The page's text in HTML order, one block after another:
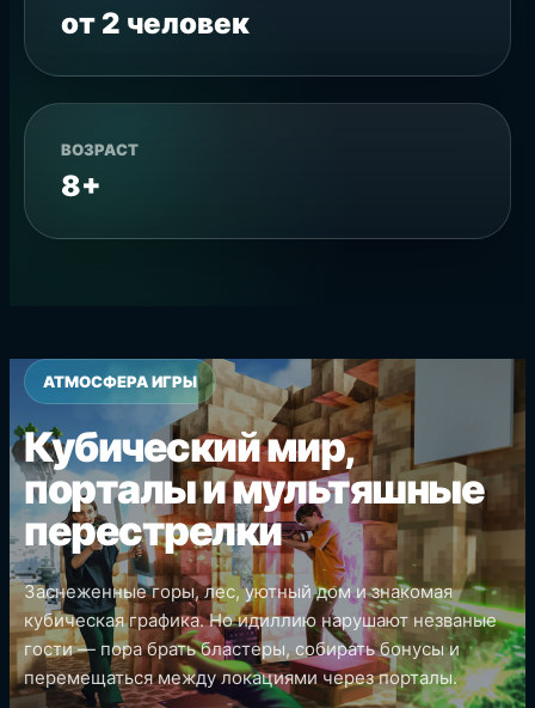
от 2 человек
ВОЗРАСТ
8+
АТМОСФЕРА ИГРЫ
Кубический мир,
порталы и мультяшные
перестрелки
Заснеженные горы, лес, уютный дом и знакомая
кубическая графика. Но идиллию нарушают незваные
гости — пора брать бластеры, собирать бонусы и
перемещаться между локациями через порталы.